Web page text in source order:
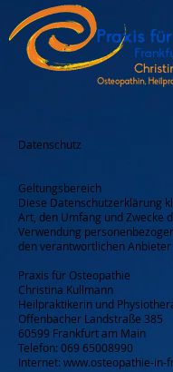
Datenschutz
Geltungsbereich
Diese Datenschutzerklärung
Art, den Umfang und Zwecke
Verwendung
den verantwortlichen Anbieter
Praxis für Osteopathie
Christina Kullmann
Heilpraktikerin und
Offenbacher Landstraße 385
60599 Frankfurt am Main
Telefon: 069 65008990
Internet: www.osteopathie-in-